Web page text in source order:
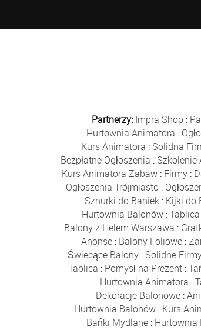
Partnerzy: Impra Shop :
Hurtownia Animatora :
Kurs Animatora : Solidna
Bezpłatne Ogłoszenia : Szkolenie
Kurs Animatora Zabaw: Firmy:
Ogłoszenia Trójmiasto :
Sznurki do Baniek : Kijki do
Hurtownia Balonów:Tablica
Balony z Helem Warszawa :
Anonse: Balony Foliowe:
Świecące Balony : Solidne
Tablica : Pomysł na Prezent:
Hurtownia Animatora :
Dekoracje Balonowe :
Hurtownia Balonów: Kurs
Bańki Mydlane : Hurtownia